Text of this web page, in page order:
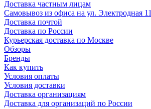
Доставка частным лицам
Самовывоз из офиса на ул. Электродная 11
Доставка почтой
Доставка по России
Курьерская доставка по Москве
Обзоры
Бренды
Как купить
Условия оплаты
Условия доставки
Доставка организациям
Доставка для организаций по России